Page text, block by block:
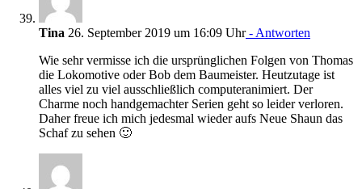
Tina 26. September 2019 um 16:09 Uhr- Antworten
Wie sehr vermisse ich die ursprünglichen Folgen von Thomas
die Lokomotive oder Bob dem Baumeister. Heutzutage ist
alles viel zu viel ausschließlich computeranimiert. Der
Charme noch handgemachter Serien geht so leider verloren.
Daher freue ich mich jedesmal wieder aufs Neue Shaun das
Schaf zu sehen 🙂